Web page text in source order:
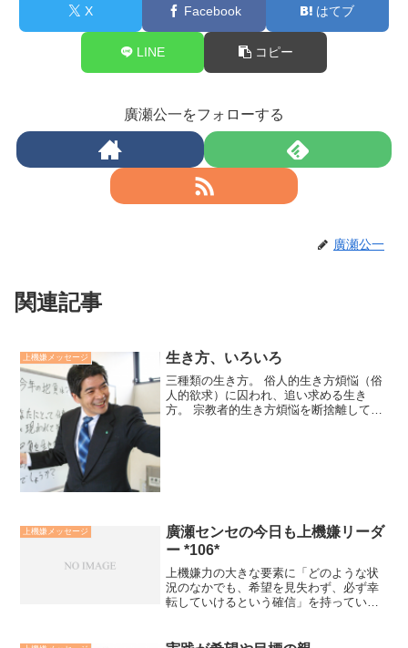
X Facebook はてブ
LINE コピー
廣瀬公一をフォローする
廣瀬公一
関連記事
上機嫌メッセージ 生き方、いろいろ
三種類の生き方。 俗人的生き方煩悩（俗
人的欲求）に囚われ、追い求める生き
方。 宗教者的生き方煩悩を断捨離して、
上機嫌メッセージ
廣瀬センセの今日も上機嫌リーダ
ー *106*
上機嫌力の大きな要素に「どのような状
況のなかでも、希望を見失わず、必ず幸
転していけるという確信」を持っている